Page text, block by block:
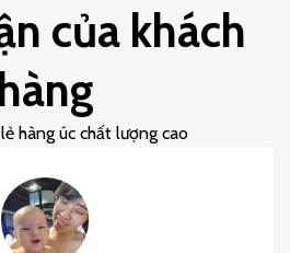
của khách
hàng
hàng úc chất lượng cao